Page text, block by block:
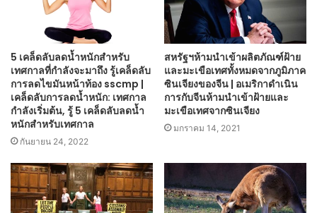
5 เคล็ดลับลดน้ำหนักสำหรับ
เทศกาลที่กำลังจะมาถึง รู้เคล็ดลับ
การลดไขมันหน้าท้อง sscmp |
เคล็ดลับการลดน้ำหนัก: เทศกาล
กำลังเริ่มต้น, รู้ 5 เคล็ดลับลดน้ำ
หนักสำหรับเทศกาล
กันยายน 24, 2022
สหรัฐฯห้ามนำเข้าผลิตภัณฑ์ฝ้าย
และมะเขือเทศทั้งหมดจากภูมิภาค
ซินเจียงของจีน | อเมริกาดำเนิน
การกับจีนห้ามนำเข้าฝ้ายและ
มะเขือเทศจากซินเจียง
มกราคม 14, 2021